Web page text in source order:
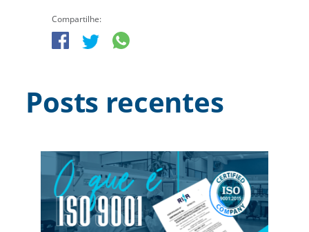
Compartilhe:
Posts recentes